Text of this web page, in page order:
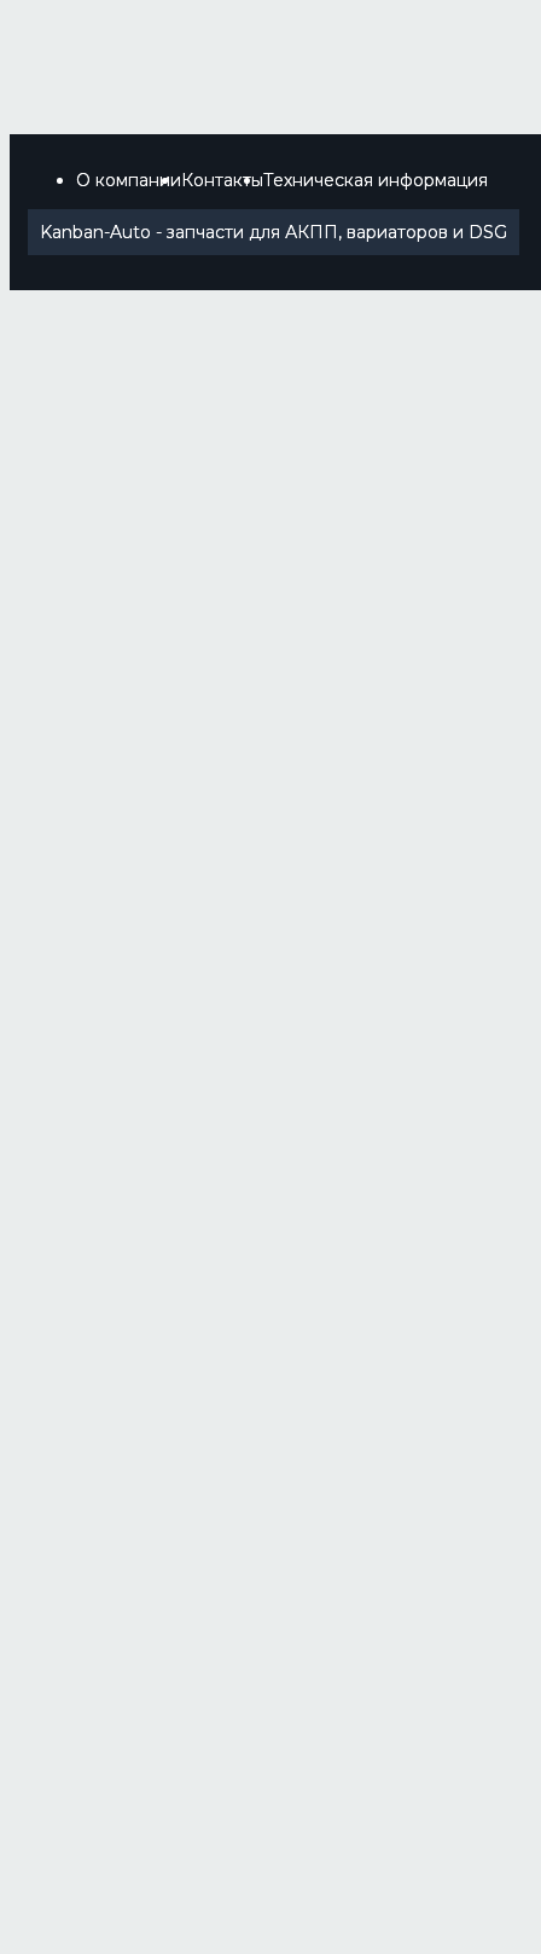
О компанииКонтактыТехническая информация
Kanban-Auto - запчасти для АКПП, вариаторов и DSG